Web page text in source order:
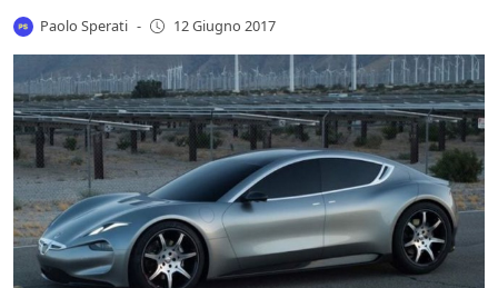
Paolo Sperati - 12 Giugno 2017